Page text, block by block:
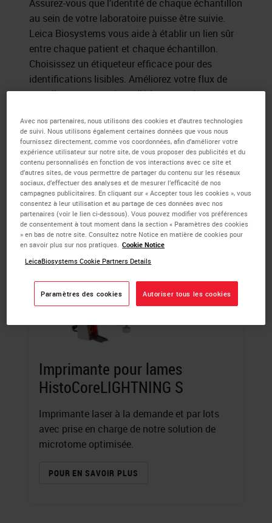
Assurez-vous que l’identité de chaque échantillon
au sein de votre laboratoire puisse être suivie.
Leica Biosystems vous aide à établir un lien sûr
entre chaque patient et chaque échantillon.
Choisissez un étiqueteur efficace pour des
identifications lisibles. Améliorez votre flux de
travail avec un système d’étiquetage des
Imprimante pour lames
HistoCoreLIGHTNING S
Imprimante laser à la demande et par lots
avec prise en charge de notre solution de
microtome optimisée.
POUR EN SAVOIR PLUS
Avec nos partenaires, nous utilisons des cookies et d’autres technologies
de suivi. Nous utilisons également certaines données que vous nous
fournissez directement, comme vos coordonnées, afin d’améliorer votre
expérience utilisateur sur notre site, de vous proposer des publicités et du
contenu personnalisés en fonction de vos interactions avec ce site et
d’autres sites, de vous permettre de partager du contenu sur les réseaux
sociaux, d’effectuer des analyses et de mesurer l’efficacité de nos
campagnes publicitaires. En cliquant sur « Accepter tous les cookies », vous
consentez à leur utilisation et au partage de ces données avec nos
partenaires (voir le lien ci-dessous). Vous pouvez modifier vos préférences
de consentement à tout moment dans la section « Paramètres des cookies
» en bas de notre site. Consultez notre Notice en matière de cookies pour
en savoir plus sur nos pratiques. Cookie Notice
LeicaBiosystems Cookie Partners Details
Paramètres des cookies Autoriser tous les cookies